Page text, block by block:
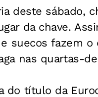
deste sábado,
da chave.
suecos fazem
nas quartas-
do título da